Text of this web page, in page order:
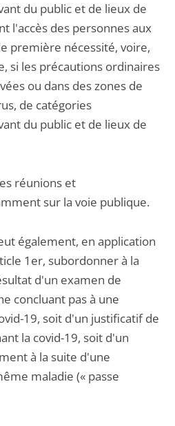
du public et de lieux de
l'accès des personnes aux
première nécessité, voire,
si les précautions ordinaires
ou dans des zones de
de catégories
du public et de lieux de
réunions et
sur la voie publique.
également, en application
1er, subordonner à la
d'un examen de
concluant pas à une
19, soit d'un justificatif de
la covid-19, soit d'un
à la suite d'une
maladie (« passe